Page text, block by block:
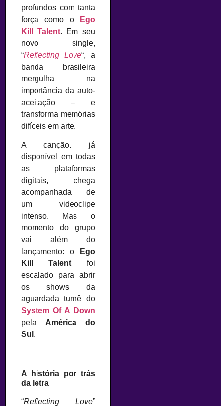
profundos com tanta
força como o
Ego
Kill Talent. Em seu
novo single,
“Reflecting Love“, a
banda brasileira
mergulha na
importância da auto-
aceitação – e
transforma memórias
difíceis em arte.
A canção, já
disponível em todas
as plataformas
digitais, chega
acompanhada de
um videoclipe
intenso. Mas o
momento do grupo
vai além do
lançamento: o
Ego
Kill Talent foi
escalado para abrir
os shows da
aguardada turnê do
System Of A Down
pela América do
Sul .
A história por trás
da letra
“Reflecting Love”